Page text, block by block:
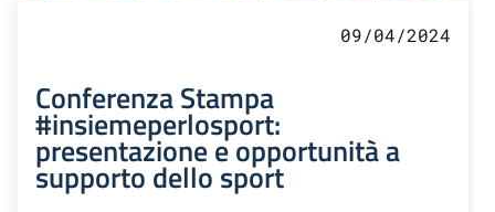
09/04/2024
Conferenza Stampa
#insiemeperlosport:
presentazione e opportunità a
supporto dello sport